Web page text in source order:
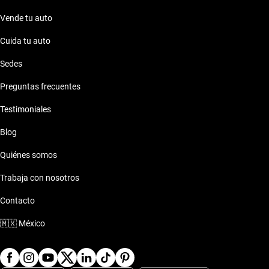
Vende tu auto
Cuida tu auto
Sedes
Preguntas frecuentes
Testimoniales
Blog
Quiénes somos
Trabaja con nosotros
Contacto
🇲🇽 México